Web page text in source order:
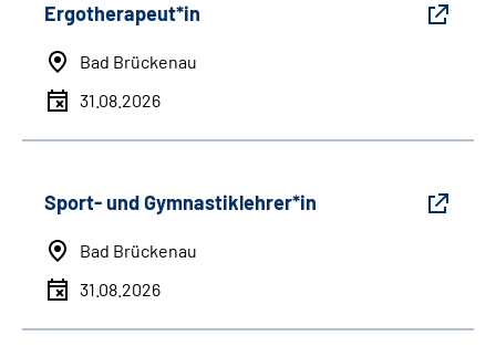
Ergotherapeut*in
Bad Brückenau
31.08.2026
Sport- und Gymnastiklehrer*in
Bad Brückenau
31.08.2026